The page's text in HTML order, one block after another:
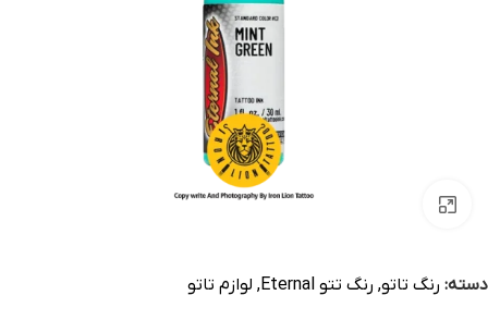
دسته: رنگ تاتو, رنگ تتو Eternal , لوازم تاتو